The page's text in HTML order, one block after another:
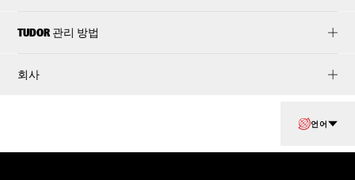
TUDOR 관리 방법
회사
언어